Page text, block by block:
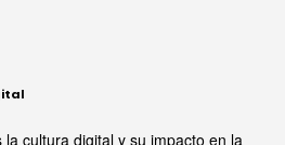
cultura digital y su impacto en la